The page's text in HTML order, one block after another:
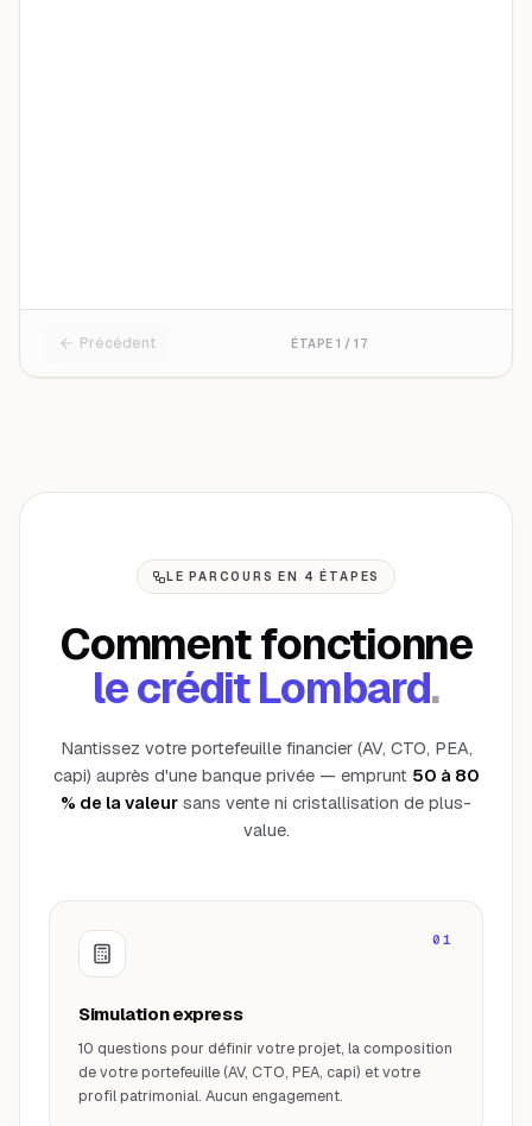
Précédent ÉTAPE 1 / 17
LE PARCOURS EN 4 ÉTAPES
Comment fonctionne
le crédit Lombard.
Nantissez votre portefeuille financier (AV, CTO, PEA,
capi) auprès d'une banque privée — emprunt 50 à 80
% de la valeur sans vente ni cristallisation de plus-
value.
01
Simulation express
10 questions pour définir votre projet, la composition
de votre portefeuille (AV, CTO, PEA, capi) et votre
profil patrimonial. Aucun engagement.